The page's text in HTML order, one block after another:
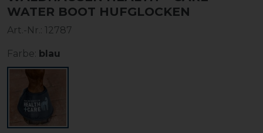
WATER BOOT HUFGLOCKEN
Art.-Nr.: 12787
Farbe: blau